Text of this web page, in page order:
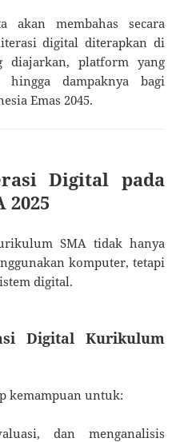
membahas secara
digital diterapkan di
diajarkan, platform yang
hingga dampaknya bagi
Emas 2045.
Digital pada
SMA tidak hanya
komputer, tetapi
digital.
Digital Kurikulum
kemampuan untuk:
dan menganalisis